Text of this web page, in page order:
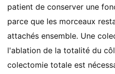
patient de conserver une
parce que les morceaux
attachés ensemble. Une
l'ablation de la totalité du
colectomie totale est